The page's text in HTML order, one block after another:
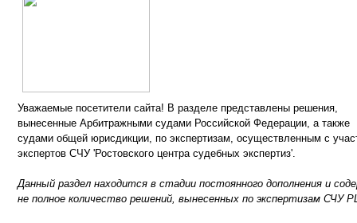
Уважаемые посетители сайта! В разделе представлены решения,
вынесенные Арбитражными судами Российской Федерации, а также
судами общей юрисдикции, по экспертизам, осуществленным с
экспертов СЧУ 'Ростовского центра судебных экспертиз'.
Данный раздел находится в стадии постоянного дополнения и
не полное количество решений, вынесенных по экспертизам СЧУ